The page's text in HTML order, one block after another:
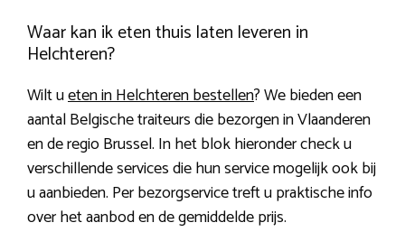
Waar kan ik eten thuis laten leveren in
Helchteren?
Wilt ueten in Helchteren bestellen? We bieden een
aantal Belgische traiteurs die bezorgen in Vlaanderen
en de regio Brussel. In het blok hieronder check u
verschillende services die hun service mogelijk ook bij
u aanbieden. Per bezorgservice treft u praktische info
over het aanbod en de gemiddelde prijs.